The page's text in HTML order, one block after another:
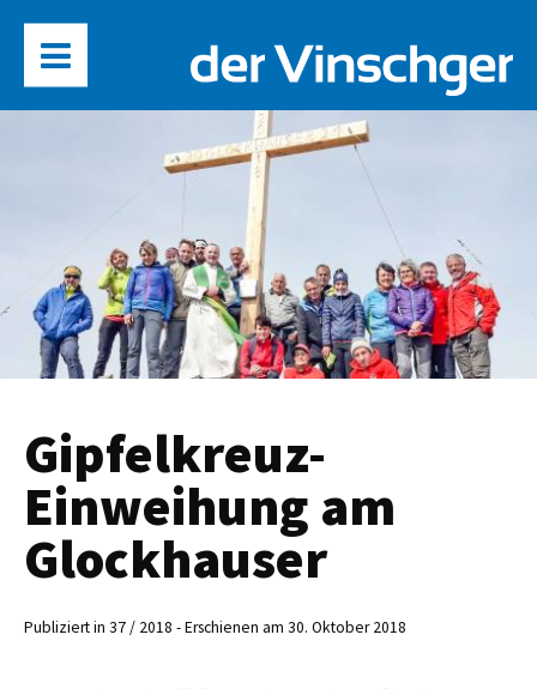
Gipfelkreuz-
Einweihung am
Glockhauser
Publiziert in 37 / 2018 - Erschienen am 30. Oktober 2018